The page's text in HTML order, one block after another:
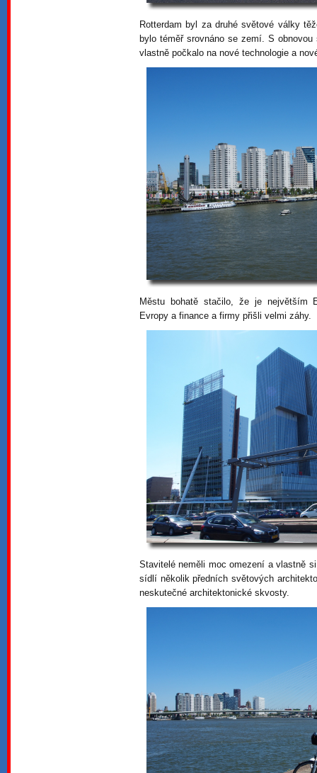
Rotterdam byl za druhé světové války
bylo téměř srovnáno se zemí. S
vlastně počkalo na nové technologie a
Městu bohatě stačilo, že je největším
Evropy a finance a firmy přišli velmi záhy.
Stavitelé neměli moc omezení a vlastně
sídlí několik předních světových
neskutečné architektonické skvosty.